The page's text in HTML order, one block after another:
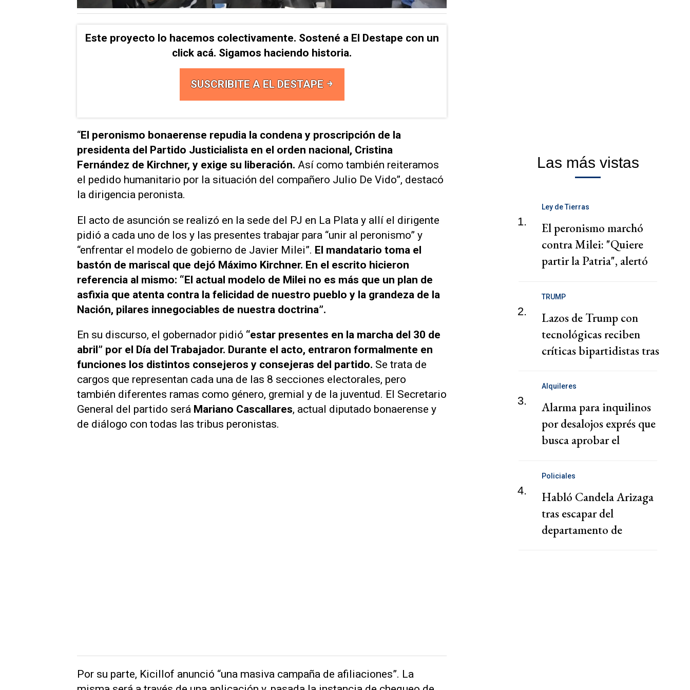
Este proyecto lo hacemos colectivamente. Sostené a El Destape con un
click acá. Sigamos haciendo historia.
SUSCRIBITE A EL DESTAPE
“El peronismo bonaerense repudia la condena y proscripción de la
presidenta del Partido Justicialista en el orden nacional, Cristina
Fernández de Kirchner, y exige su liberación. Así como también reiteramos
el pedido humanitario por la situación del compañero Julio De Vido”, destacó
la dirigencia peronista.
El acto de asunción se realizó en la sede del PJ en La Plata y allí el dirigente
pidió a cada uno de los y las presentes trabajar para “unir al peronismo” y
“enfrentar el modelo de gobierno de Javier Milei”. El mandatario toma el
bastón de mariscal que dejó Máximo Kirchner. En el escrito hicieron
referencia al mismo: “El actual modelo de Milei no es más que un plan de
asfixia que atenta contra la felicidad de nuestro pueblo y la grandeza de la
Nación, pilares innegociables de nuestra doctrina”.
En su discurso, el gobernador pidió “estar presentes en la marcha del 30 de
abril” por el Día del Trabajador. Durante el acto, entraron formalmente en
funciones los distintos consejeros y consejeras del partido. Se trata de
cargos que representan cada una de las 8 secciones electorales, pero
también diferentes ramas como género, gremial y de la juventud. El Secretario
General del partido será Mariano Cascallares, actual diputado bonaerense y
de diálogo con todas las tribus peronistas.
Por su parte, Kicillof anunció “una masiva campaña de afiliaciones”. La
Las más vistas
1.
Ley de Tierras
El peronismo marchó
contra Milei: "Quiere
partir la Patria", alertó
2.
TRUMP
Lazos de Trump con
tecnológicas reciben
críticas bipartidistas tras
IA
3.
Alquileres
Alarma para inquilinos
por desalojos exprés que
busca aprobar el
4.
Policiales
Habló Candela Arizaga
tras escapar del
departamento de